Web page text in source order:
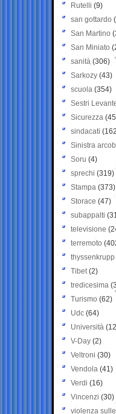
Rutelli (9)
san gottardo
San Martino
San Miniato
sanità (306)
Sarkozy (43)
scuola (354)
Sestri
Sicurezza
sindacati
Sinistra
Soru (4)
sprechi (319)
Stampa (373)
Storace (47)
subappalti
televisione
terremoto
thyssenkrupp
Tibet(2)
tredicesima
Turismo (62)
Udc (64)
Università
V-Day (2)
Veltroni (30)
Vendola (41)
Verdi (16)
Vincenzi (30)
violenza